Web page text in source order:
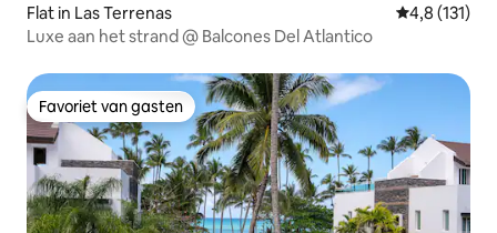
Flat in Las Terrenas Gemiddelde
4,8 (131)
Luxe aan het strand @ Balcones Del Atlantico
Favoriet van gasten
Favoriet van gasten